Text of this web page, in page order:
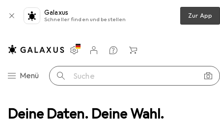
Deine Daten. Deine Wahl.
Galaxus
Schneller finden und bestellen Zur App
Navigation nach Kategorien
Menü Suche
Einstellungen
Kundenkonto
Vergleichslisten
Merklisten
Warenkorb
Wanderschuhe Haglöfs L.i.m Low Proof Eco Schuhe